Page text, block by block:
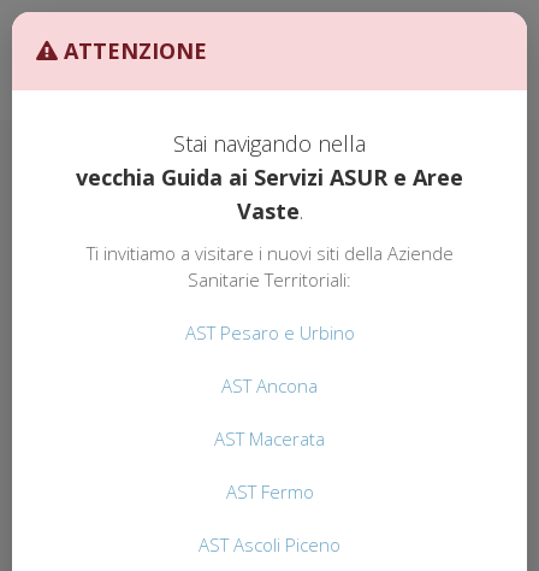
AST
GUIDA AI SERVIZI
AST ANCONA
Ospedale "Carlo Urbani" Via Aldo Moro,
Tutti i giorni feriali dalle 7:30 alle
ATTENZIONE
Stai navigando nella
vecchia Guida ai Servizi ASUR e Aree
Vaste.
Ti invitiamo a visitare i nuovi siti della Aziende
Sanitarie Territoriali:
AST Pesaro e Urbino
AST Ancona
AST Macerata
AST Fermo
AST Ascoli Piceno